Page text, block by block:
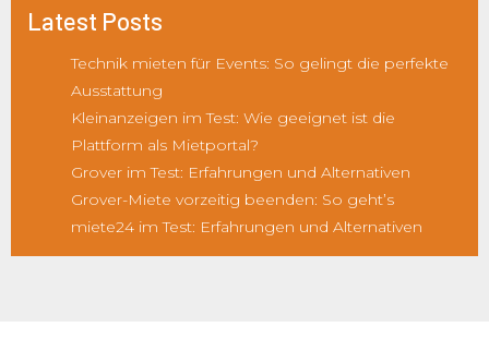
Latest Posts
Technik mieten für Events: So gelingt die perfekte
Ausstattung
Kleinanzeigen im Test: Wie geeignet ist die
Plattform als Mietportal?
Grover im Test: Erfahrungen und Alternativen
Grover-Miete vorzeitig beenden: So geht’s
miete24 im Test: Erfahrungen und Alternativen